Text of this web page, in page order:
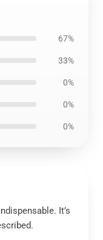
67%
33%
0%
0%
0%
It’s